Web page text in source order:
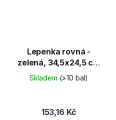
Lepenka rovná -
zelená, 34,5x24,5 cm
(E-Welle)
Skladem (>10 bal)
153,16 Kč